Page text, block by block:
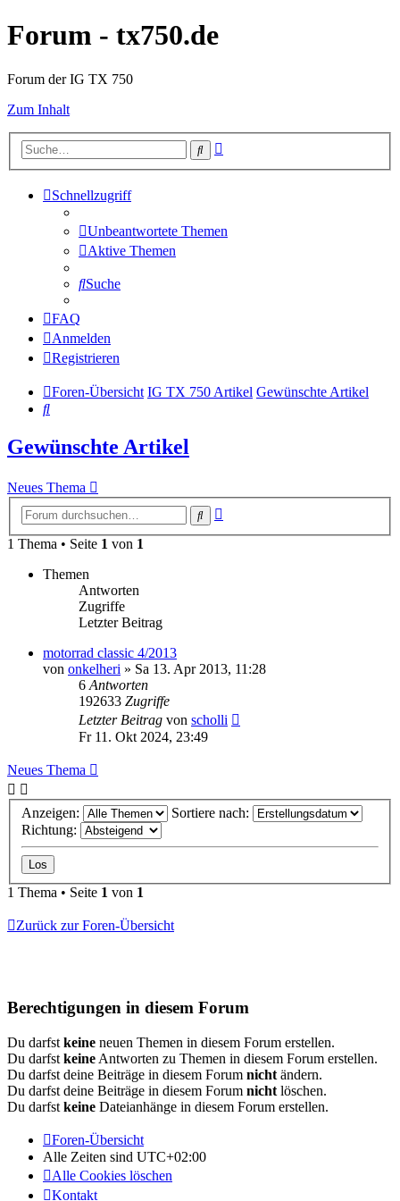
Forum - tx750.de
Forum der IG TX 750
Zum Inhalt
Suche
Schnellzugriff
Unbeantwortete Themen
Aktive Themen
Suche
FAQ
Anmelden
Registrieren
Foren-Übersicht IG TX 750 Artikel Gewünschte Artikel
Suche
Gewünschte Artikel
Neues Thema
Suche
1 Thema • Seite 1 von 1
Themen
Antworten
Zugriffe
Letzter Beitrag
motorrad classic 4/2013
von onkelheri » Sa 13. Apr 2013, 11:28
6 Antworten
192633 Zugriffe
Letzter Beitrag von scholli
Fr 11. Okt 2024, 23:49
Neues Thema
Anzeigen:
Sortiere nach:
Richtung:
1 Thema • Seite 1 von 1
Zurück zur Foren-Übersicht
Berechtigungen in diesem Forum
Du darfst keine neuen Themen in diesem Forum erstellen.
Du darfst keine Antworten zu Themen in diesem Forum erstellen.
Du darfst deine Beiträge in diesem Forum nicht ändern.
Du darfst deine Beiträge in diesem Forum nicht löschen.
Du darfst keine Dateianhänge in diesem Forum erstellen.
Foren-Übersicht
Alle Zeiten sind UTC+02:00
Alle Cookies löschen
Kontakt